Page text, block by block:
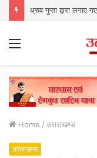
Home / उत्तराखण्ड
उत्तराखण्ड